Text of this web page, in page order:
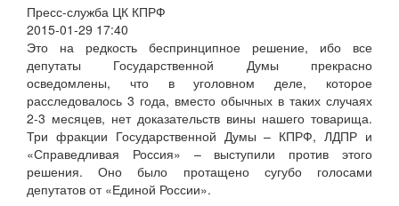
Пресс-служба ЦК КПРФ
2015-01-29 17:40
Это на редкость беспринципное решение, ибо все
депутаты Государственной Думы прекрасно
осведомлены, что в уголовном деле, которое
расследовалось 3 года, вместо обычных в таких случаях
2-3 месяцев, нет доказательств вины нашего товарища.
Три фракции Государственной Думы – КПРФ, ЛДПР и
«Справедливая Россия» – выступили против этого
решения. Оно было протащено сугубо голосами
депутатов от «Единой России».